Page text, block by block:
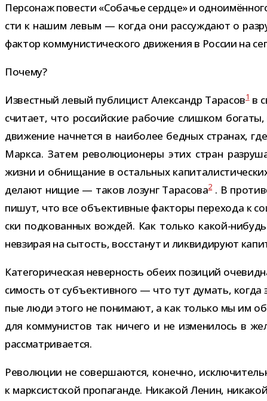
Персонаж пове­сти «Собачье сердце» и
сти к нашим левым — когда они рас­суж­дают о
фак­тор ком­му­ни­сти­че­ского дви­же­ния в России на
Почему?
Известный левый пуб­ли­цист Александр Тарасов1в
счи­тает, что рос­сий­ские рабо­чие слиш­ком
дви­же­ние нач­нется в наи­бо­лее бед­ных стра­нах,
Маркса. Затем рево­лю­ци­о­неры этих стран
жизни и обни­ща­ние в осталь­ных
делают нищие — таков лозунг Тарасова2. В
пишут, что все объ­ек­тив­ные фак­торы пере­хода к
ски под­ко­ван­ных вождей. Как только какой-​
невзи­рая на сытость, вос­ста­нут и лик­ви­ди­руют
Категорическая невер­ность обеих пози­ций
си­мость от субъ­ек­тив­ного — что тут думать,
пые люди этого не пони­мают, а как только мы им
для ком­му­ни­стов так ничего и не изме­ни­лось в
рассматривается.
Революции не совер­ша­ются, конечно,
к марк­сист­ской про­па­ганде. Никакой Ленин,